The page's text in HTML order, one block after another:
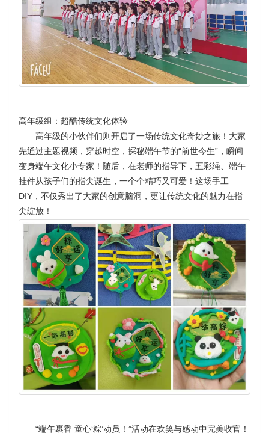
高年级组：超酷传统文化体验
高年级的小伙伴们则开启了一场传统文化奇妙之旅！大家
先通过主题视频，穿越时空，探秘端午节的“前世今生”，瞬间
变身端午文化小专家！随后，在老师的指导下，五彩绳、端午
挂件从孩子们的指尖诞生，一个个精巧又可爱！这场手工
DIY，不仅秀出了大家的创意脑洞，更让传统文化的魅力在指
尖绽放！
“端午裹香 童心‘粽’动员！”活动在欢笑与感动中完美收官！